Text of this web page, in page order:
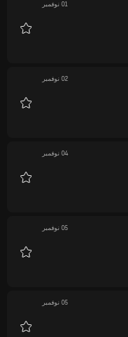
01 نوفمبر
02 نوفمبر
04 نوفمبر
05 نوفمبر
05 نوفمبر